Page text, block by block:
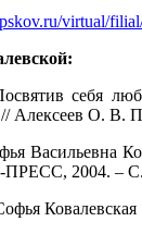
virtual/
себя
Алексеев О. В.
Васильевна
2004. – С.